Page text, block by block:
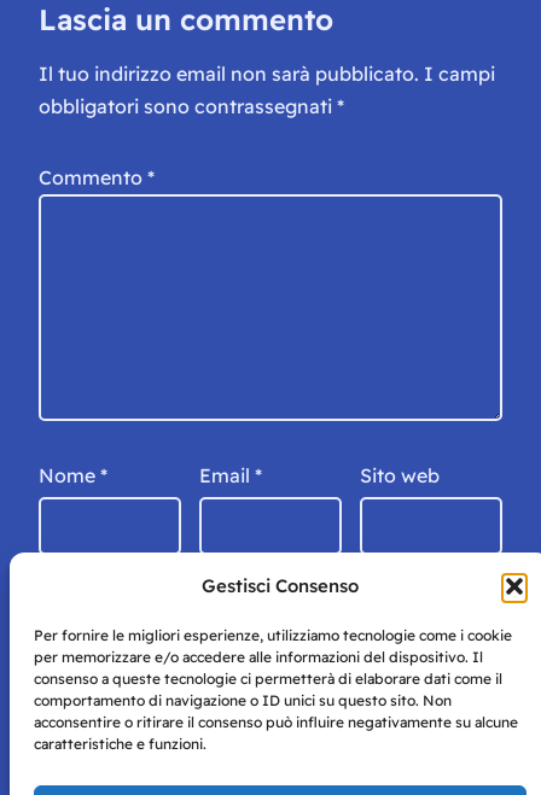
Gestisci Consenso
Per fornire le migliori esperienze, utilizziamo tecnologie come i cookie
per memorizzare e/o accedere alle informazioni del dispositivo. Il
consenso a queste tecnologie ci permetterà di elaborare dati come il
comportamento di navigazione o ID unici su questo sito. Non
acconsentire o ritirare il consenso può influire negativamente su alcune
caratteristiche e funzioni.
Lascia un commento
Il tuo indirizzo email non sarà pubblicato. I campi
obbligatori sono contrassegnati *
Commento *
Nome * Email * Sito web